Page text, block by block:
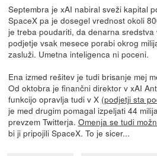
Septembra je xAI nabiral sveži kapital
SpaceX pa je dosegel vrednost okoli
je treba poudariti, da denarna
podjetje vsak mesece porabi okrog
zasluži. Umetna inteligenca ni poceni.
Ena izmed rešitev je tudi brisanje mej
Od oktobra je finančni direktor v xAI
funkcijo opravlja tudi v X (podjetji sta
je med drugim pomagal izpeljati 44
prevzem Twitterja. Omenja se tudi
bi ji pripojili SpaceX. To je sicer...